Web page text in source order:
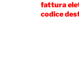
fattura
codice